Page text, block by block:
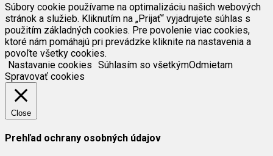
Súbory cookie používame na optimalizáciu našich webových
stránok a služieb. Kliknutím na „Prijať“ vyjadrujete súhlas s
použitím základných cookies. Pre povolenie viac cookies,
ktoré nám pomáhajú pri prevádzke kliknite na nastavenia a
povoľte všetky cookies.
Nastavanie cookies Súhlasím so všetkýmOdmietam
Spravovať cookies
Close
Prehľad ochrany osobných údajov